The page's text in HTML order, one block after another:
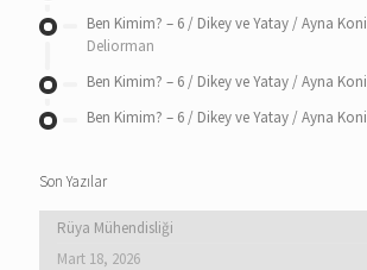
Ben Kimim? – 6 / Dikey ve Yatay / Ayna Koni
Deliorman
Ben Kimim? – 6 / Dikey ve Yatay / Ayna Koni
Ben Kimim? – 6 / Dikey ve Yatay / Ayna Koni
Son Yazılar
Rüya Mühendisliği
Mart 18, 2026